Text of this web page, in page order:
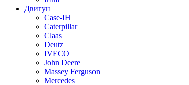
Двигун
Case-IH
Caterpillar
Claas
Deutz
IVECO
John Deere
Massey Ferguson
Mercedes